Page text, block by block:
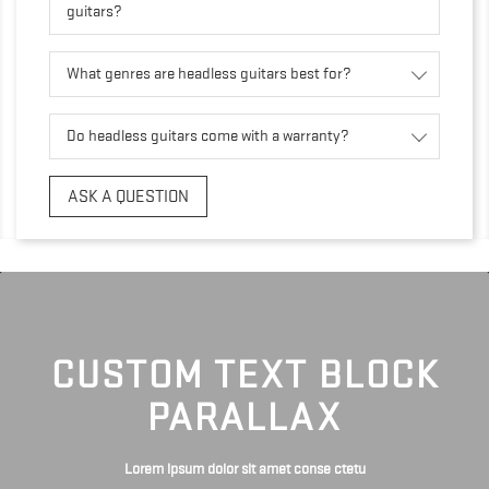
guitars?
What genres are headless guitars best for?
Do headless guitars come with a warranty?
ASK A QUESTION
CUSTOM TEXT BLOCK
PARALLAX
Lorem ipsum dolor sit amet conse ctetu